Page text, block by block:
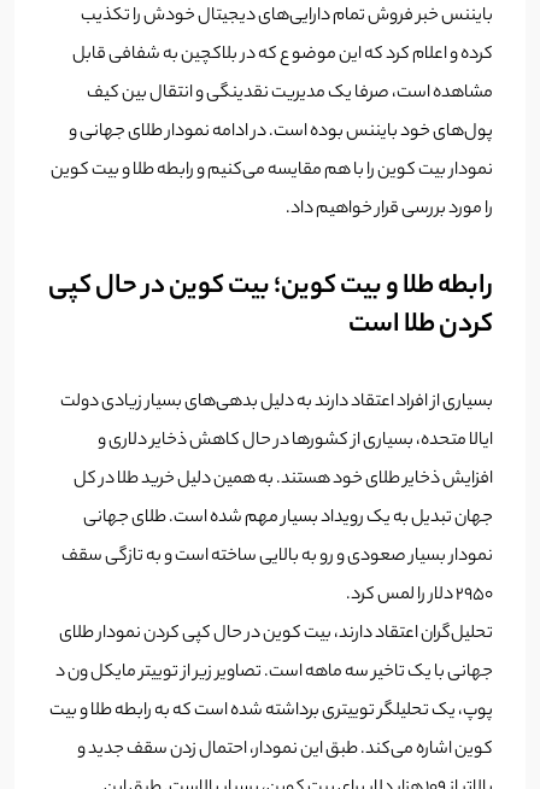
بایننس خبر فروش تمام دارایی‌های دیجیتال خودش را تکذیب
کرده و اعلام کرد که این موضو ع که در بلاکچین به شفافی قابل
مشاهده است، صرفا یک مدیریت نقدینگی و انتقال بین کیف
پول‌های خود بایننس بوده است. در ادامه نمودار طلای جهانی و
نمودار بیت کوین را با هم مقایسه می‌کنیم و رابطه طلا و بیت کوین
را مورد بررسی قرار خواهیم داد.
رابطه طلا و بیت کوین؛ بیت کوین در حال کپی
کردن طلا است
بسیاری از افراد اعتقاد دارند به دلیل بدهی‌های بسیار زیادی دولت
ایالا متحده، بسیاری از کشورها در حال کاهش ذخایر دلاری و
افزایش ذخایر طلای خود هستند. به همین دلیل خرید طلا در کل
جهان تبدیل به یک رویداد بسیار مهم شده است. طلای جهانی
نمودار بسیار صعودی و رو به بالایی ساخته است و به تازگی سقف
2950 دلار را لمس کرد.
تحلیل‌گران اعتقاد دارند، بیت کوین در حال کپی کردن نمودار طلای
جهانی با یک تاخیر سه ماهه است. تصاویر زیر از توییتر مایکل ون د
پوپ، یک تحلیلگر توییتری برداشته شده است که به رابطه طلا و بیت
کوین اشاره می‌کند. طبق این نمودار، احتمال زدن سقف جدید و